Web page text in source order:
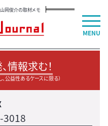
岡俊介の取材メモ
情報求む！
公益性あるケースに限る）
3018
MENU